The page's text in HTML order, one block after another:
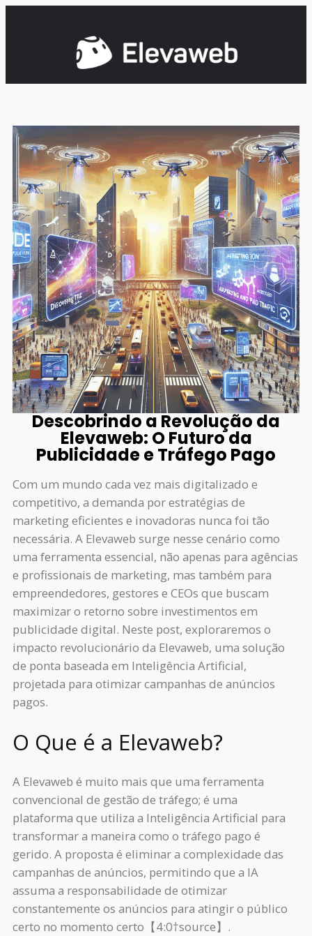
Descobrindo a Revolução da
Elevaweb: O Futuro da
Publicidade e Tráfego Pago
Com um mundo cada vez mais digitalizado e
competitivo, a demanda por estratégias de
marketing eficientes e inovadoras nunca foi tão
necessária. A Elevaweb surge nesse cenário como
uma ferramenta essencial, não apenas para agências
e profissionais de marketing, mas também para
empreendedores, gestores e CEOs que buscam
maximizar o retorno sobre investimentos em
publicidade digital. Neste post, exploraremos o
impacto revolucionário da Elevaweb, uma solução
de ponta baseada em Inteligência Artificial,
projetada para otimizar campanhas de anúncios
pagos.
O Que é a Elevaweb?
A Elevaweb é muito mais que uma ferramenta
convencional de gestão de tráfego; é uma
plataforma que utiliza a Inteligência Artificial para
transformar a maneira como o tráfego pago é
gerido. A proposta é eliminar a complexidade das
campanhas de anúncios, permitindo que a IA
assuma a responsabilidade de otimizar
constantemente os anúncios para atingir o público
certo no momento certo【4:0†source】.